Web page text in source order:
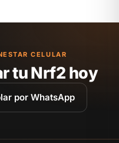
CELULAR
tu Nrf2 hoy
por WhatsApp